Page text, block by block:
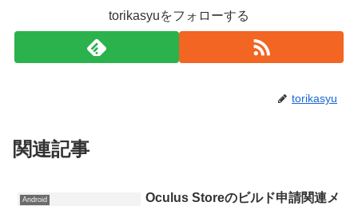
torikasyuをフォローする
torikasyu
関連記事
Android
Oculus Storeのビルド申請関連メ